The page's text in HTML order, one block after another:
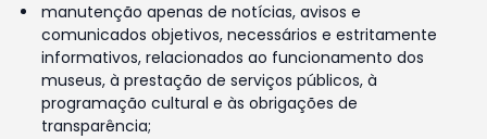
manutenção apenas de notícias, avisos e
comunicados objetivos, necessários e estritamente
informativos, relacionados ao funcionamento dos
museus, à prestação de serviços públicos, à
programação cultural e às obrigações de
transparência;